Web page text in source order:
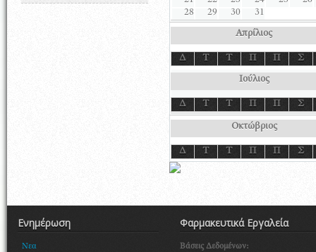
28
29 30 31
Απρίλιος
Δ Τ Τ Π Π Σ
Ιούλιος
Δ Τ Τ Π Π Σ
Οκτώβριος
Δ Τ Τ Π Π Σ
Ενημέρωση
Νεα
Φαρμακευτικά Εργαλεία
Βάσεις Δεδομένων: